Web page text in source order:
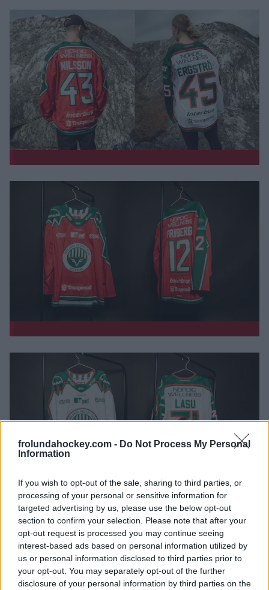
frolundahockey.com - Do Not Process My Personal
Information
If you wish to opt-out of the sale, sharing to third parties, or
processing of your personal or sensitive information for
targeted advertising by us, please use the below opt-out
section to confirm your selection. Please note that after your
opt-out request is processed you may continue seeing
interest-based ads based on personal information utilized by
us or personal information disclosed to third parties prior to
your opt-out. You may separately opt-out of the further
disclosure of your personal information by third parties on the